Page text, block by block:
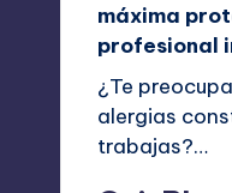
máxima
profesional
¿Te
alergias
trabajas?…